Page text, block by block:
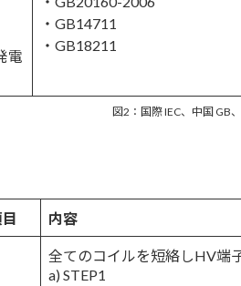
電
・GB14711
・GB18211
図2：国際 IEC、中国 GB
内容
全てのコイルを短絡しHV端
a) STEP1